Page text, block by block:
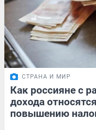
СТРАНА И МИР
Как россияне с
дохода
повышению